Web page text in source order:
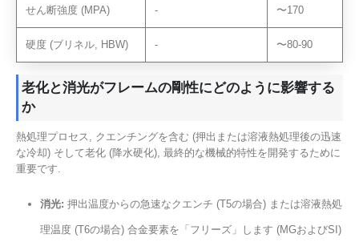
せん断強度 (MPA) - 〜170
硬度 (ブリネル, HBW) - 〜80-90
老化と消光がフレームの剛性にどのように影響する
か
熱処理プロセス, クエンチングを含む (押出または溶液熱処理後の迅速
な冷却) そして老化 (降水硬化), 最終的な機械的特性を開発するために
重要です.
消光: 押出温度からの急速なクエンチ (T5の場合) または溶液熱処
理温度 (T6の場合) 合金要素を「フリーズ」します (MGおよびSI)